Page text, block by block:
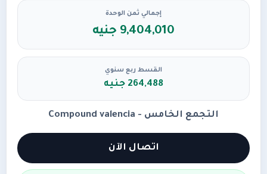
إجمالي ثمن الوحدة
9,404,010 جنيه
القسط ربع سنوي
264,488 جنيه
التجمع الخامس - Compound valencia
اتصال الآن